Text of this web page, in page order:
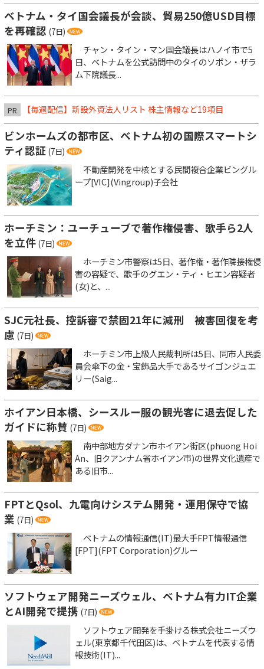
ベトナム・タイ国会議長が会談、貿易250億USD目標
を再確認 (7日)
チャン・タイン・マン国会議長はハノイ市で5
日、ベトナムを公式訪問中のタイのソポン・ザラ
ム下院議長...
PR 【毎週配信】新設外資法人リスト 株主情報など19項目
ビンホームズの都市区、ベトナム初の国際スマートシ
ティ認証 (7日)
不動産開発を中核とする民間複合企業ビングル
ープ[VIC](Vingroup)子会社
ホーチミン：ユーチューブで著作権侵害、歌手ら2人
を立件 (7日)
ホーチミン市警察は5日、著作権・著作隣接権侵
害の容疑で、歌手のグエン・ティ・ヒエン容疑者
(女)と、...
SJC元社長、控訴審で禁固21年に減刑 被害回復を考
慮 (7日)
ホーチミン市上級人民裁判所は5日、同市人民委
員会傘下の金・宝飾品大手であるサイゴンジュエ
リー(Saig...
ホイアン日本橋、シースルー服の観光客に退去促した
ガイドに称賛 (7日)
南中部地方ダナン市ホイアン街区(phuong Hoi
An、旧クアンナム省ホイアン市)の世界文化遺産で
ある旧市...
FPTとQsol、九電向けシステム開発・運用保守で協
業 (7日)
ベトナムの情報通信(IT)最大手FPT情報通信
[FPT](FPT Corporation)グルー
ソフトウェア開発ニーズウェル、ベトナム有力IT企業
とAI開発で提携 (7日)
ソフトウェア開発を手掛ける株式会社ニーズウ
ェル(東京都千代田区)は、ベトナムを代表する情
報技術(IT)...